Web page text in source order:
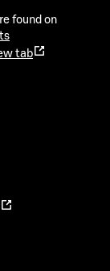
found on
tab